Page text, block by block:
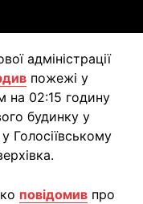
адміністрації
пожежі у
на 02:15 годину
будинку у
Голосіївському
повідомив про